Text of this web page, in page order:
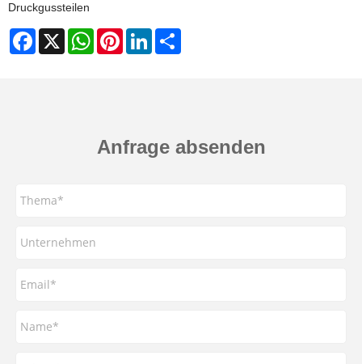
Druckgussteilen
Facebook
X WhatsAppPinterestLinkedIn
Anfrage absenden